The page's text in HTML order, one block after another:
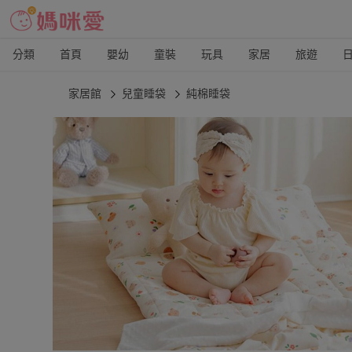
分類 首頁 嬰幼 童裝 玩具 家居 旅遊
家居館 兒童睡袋 純棉睡袋